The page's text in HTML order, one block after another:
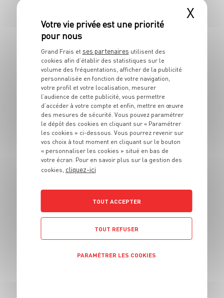
Pizza pommes de terre
raclette
6 pers. 30 min 15 min
RECETTE
Tartiflette Irlandaise
4 pers. 25 min 1h30
X
Grand Frais et ses partenaires utilisent des
cookies afin d’établir des statistiques sur le
volume des fréquentations, afficher de la publicité
personnalisée en fonction de votre navigation,
votre profil et votre localisation, mesurer
l’audience de cette publicité, vous permettre
d’accéder à votre compte et enfin, mettre en œuvre
des mesures de sécurité. Vous pouvez paramétrer
le dépôt des cookies en cliquant sur « Paramétrer
les cookies » ci-dessous. Vous pourrez revenir sur
vos choix à tout moment en cliquant sur le bouton
« personnaliser les cookies » situé en bas de
votre écran. Pour en savoir plus sur la gestion des
cookies, cliquez-ici
TOUT ACCEPTER
TOUT REFUSER
PARAMÉTRER LES COOKIES